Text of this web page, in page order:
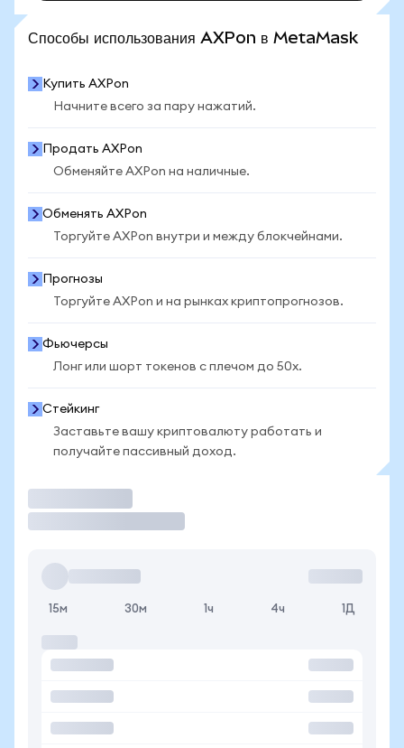
Способы использования AXPon в MetaMask
Купить AXPon
Начните всего за пару нажатий.
Продать AXPon
Обменяйте AXPon на наличные.
Обменять AXPon
Торгуйте AXPon внутри и между блокчейнами.
Прогнозы
Торгуйте AXPon и на рынках криптопрогнозов.
Фьючерсы
Лонг или шорт токенов с плечом до 50x.
Стейкинг
Заставьте вашу криптовалюту работать и
получайте пассивный доход.
15м 30м 1ч 4ч 1Д